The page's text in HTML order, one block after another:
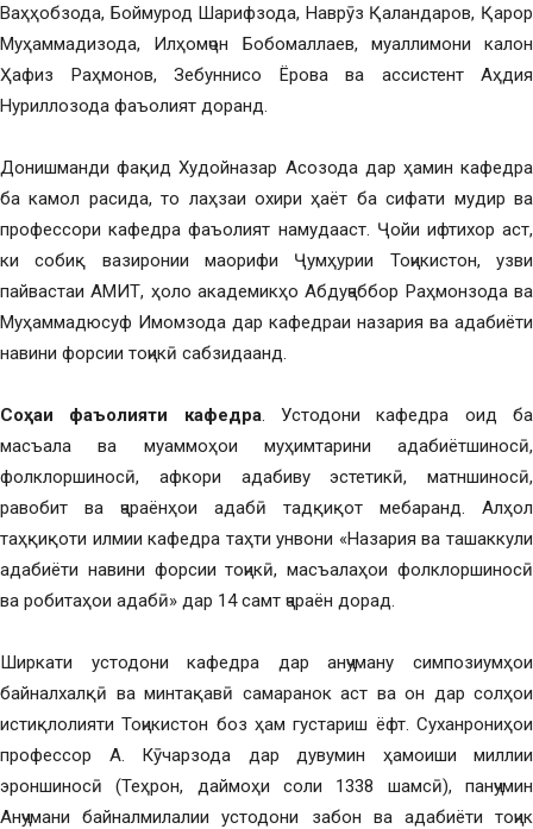
Ваҳҳобзода, Боймурод Шарифзода, Наврӯз Қаландаров, Қарор
Муҳаммадизода, Илҳомҷон Бобомаллаев, муаллимони калон
Ҳафиз Раҳмонов, Зебуннисо Ёрова ва ассистент Аҳдия
Нуриллозода фаъолият доранд.
Донишманди фақид Худойназар Асозода дар ҳамин кафедра
ба камол расида, то лаҳзаи охири ҳаёт ба сифати мудир ва
профессори кафедра фаъолият намудааст. Ҷойи ифтихор аст,
ки собиқ вазиронии маорифи Ҷумҳурии Тоҷикистон, узви
пайвастаи АМИТ, ҳоло академикҳо Абдуҷаббор Раҳмонзода ва
Муҳаммадюсуф Имомзода дар кафедраи назария ва адабиёти
навини форсии тоҷикӣ сабзидаанд.
Соҳаи фаъолияти кафедра. Устодони кафедра оид ба
масъала ва муаммоҳои муҳимтарини адабиётшиносӣ,
фолклоршиносӣ, афкори адабиву эстетикӣ, матншиносӣ,
равобит ва ҷараёнҳои адабӣ тадқиқот мебаранд. Алҳол
таҳқиқоти илмии кафедра таҳти унвони «Назария ва ташаккули
адабиёти навини форсии тоҷикӣ, масъалаҳои фолклоршиносӣ
ва робитаҳои адабӣ» дар 14 самт ҷараён дорад.
Ширкати устодони кафедра дар анҷуману симпозиумҳои
байналхалқӣ ва минтақавӣ самаранок аст ва он дар солҳои
истиқлолияти Тоҷикистон боз ҳам густариш ёфт. Суханрониҳои
профессор А. Кӯчарзода дар дувумин ҳамоиши миллии
эроншиносӣ (Теҳрон, даймоҳи соли 1338 шамсӣ), панҷумин
Анҷумани байналмилалии устодони забон ва адабиёти тоҷик